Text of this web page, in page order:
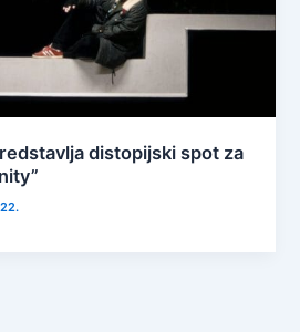
distopijski spot za